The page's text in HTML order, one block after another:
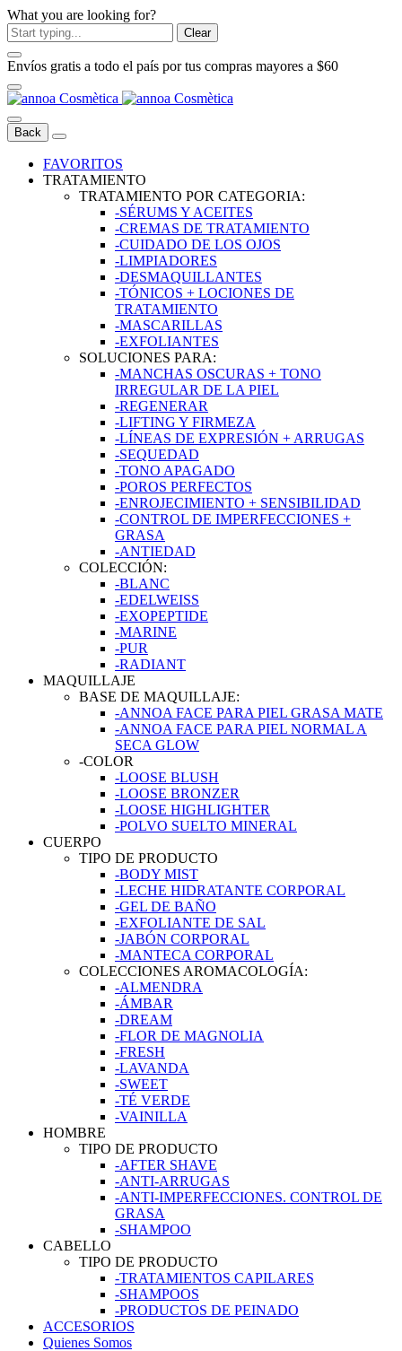
What you are looking for?
Clear
Envíos gratis a todo el país por tus compras mayores a $60
Back
FAVORITOS
TRATAMIENTO
TRATAMIENTO POR CATEGORIA:
-SÉRUMS Y ACEITES
-CREMAS DE TRATAMIENTO
-CUIDADO DE LOS OJOS
-LIMPIADORES
-DESMAQUILLANTES
-TÓNICOS + LOCIONES DE
TRATAMIENTO
-MASCARILLAS
-EXFOLIANTES
SOLUCIONES PARA:
-MANCHAS OSCURAS + TONO
IRREGULAR DE LA PIEL
-REGENERAR
-LIFTING Y FIRMEZA
-LÍNEAS DE EXPRESIÓN + ARRUGAS
-SEQUEDAD
-TONO APAGADO
-POROS PERFECTOS
-ENROJECIMIENTO + SENSIBILIDAD
-CONTROL DE IMPERFECCIONES +
GRASA
-ANTIEDAD
COLECCIÓN:
-BLANC
-EDELWEISS
-EXOPEPTIDE
-MARINE
-PUR
-RADIANT
MAQUILLAJE
BASE DE MAQUILLAJE:
-ANNOA FACE PARA PIEL GRASA MATE
-ANNOA FACE PARA PIEL NORMAL A
SECA GLOW
-COLOR
-LOOSE BLUSH
-LOOSE BRONZER
-LOOSE HIGHLIGHTER
-POLVO SUELTO MINERAL
CUERPO
TIPO DE PRODUCTO
-BODY MIST
-LECHE HIDRATANTE CORPORAL
-GEL DE BAÑO
-EXFOLIANTE DE SAL
-JABÓN CORPORAL
-MANTECA CORPORAL
COLECCIONES AROMACOLOGÍA:
-ALMENDRA
-ÁMBAR
-DREAM
-FLOR DE MAGNOLIA
-FRESH
-LAVANDA
-SWEET
-TÉ VERDE
-VAINILLA
HOMBRE
TIPO DE PRODUCTO
-AFTER SHAVE
-ANTI-ARRUGAS
-ANTI-IMPERFECCIONES. CONTROL DE
GRASA
-SHAMPOO
CABELLO
TIPO DE PRODUCTO
-TRATAMIENTOS CAPILARES
-SHAMPOOS
-PRODUCTOS DE PEINADO
ACCESORIOS
Quienes Somos